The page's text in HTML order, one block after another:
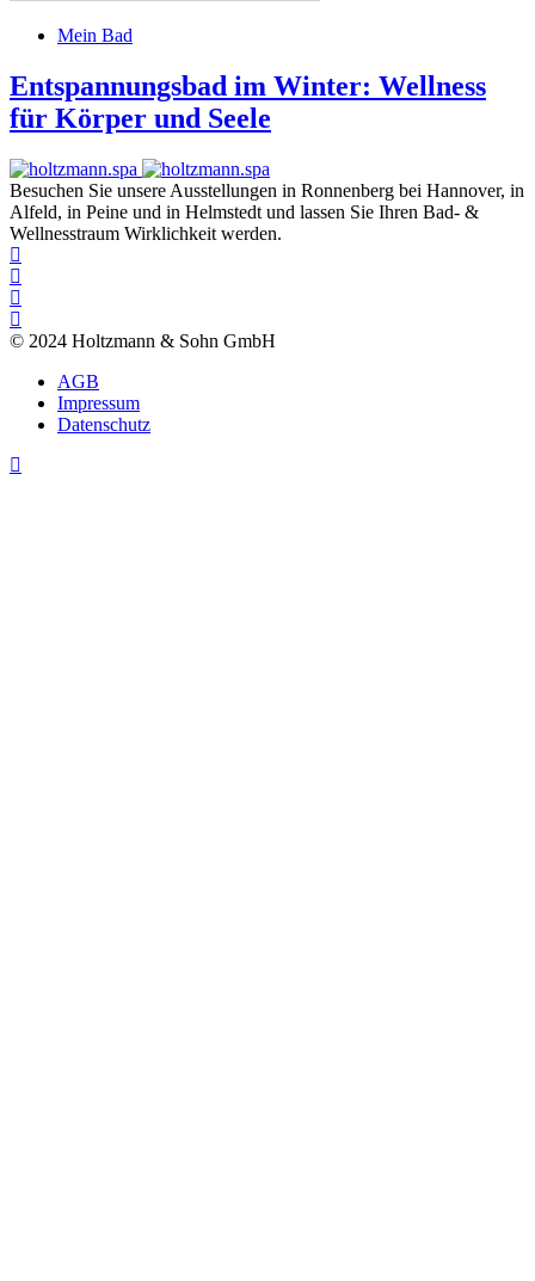
Mein Bad
Entspannungsbad im Winter: Wellness
für Körper und Seele
Besuchen Sie unsere Ausstellungen in Ronnenberg bei Hannover, in
Alfeld, in Peine und in Helmstedt und lassen Sie Ihren Bad- &
Wellnesstraum Wirklichkeit werden.
© 2024 Holtzmann & Sohn GmbH
AGB
Impressum
Datenschutz